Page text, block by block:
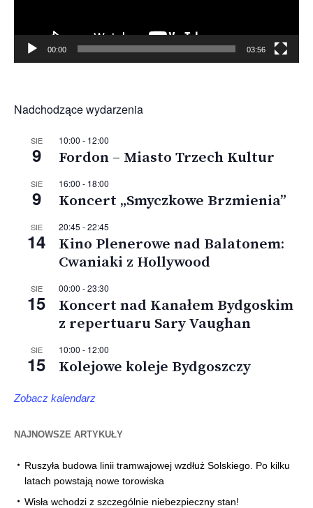
00:00 03:56
Nadchodzące wydarzenia
SIE
9
10:00 - 12:00
Fordon – Miasto Trzech Kultur
SIE
9
16:00 - 18:00
Koncert „Smyczkowe Brzmienia”
SIE
14
20:45 -22:45
Kino Plenerowe nad Balatonem:
Cwaniaki z Hollywood
SIE
15
00:00 -23:30
Koncert nad Kanałem Bydgoskim
z repertuaru Sary Vaughan
SIE
15
10:00 - 12:00
Kolejowe koleje Bydgoszczy
Zobacz kalendarz
NAJNOWSZE ARTYKUŁY
Ruszyła budowa linii tramwajowej wzdłuż Solskiego. Po kilku
latach powstają nowe torowiska
Wisła wchodzi z szczególnie niebezpieczny stan!